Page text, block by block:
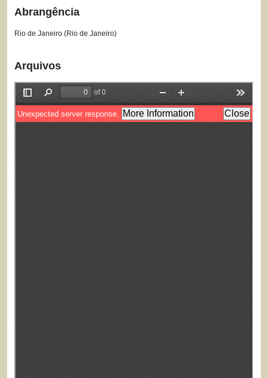
Abrangência
Rio de Janeiro (Rio de Janeiro)
Arquivos